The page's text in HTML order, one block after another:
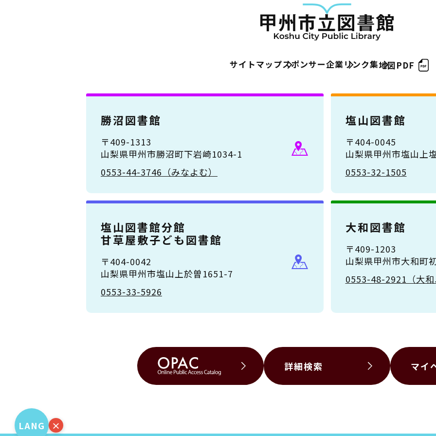
サイトマップスポンサー企業リンク集地図PDF
勝沼図書館
〒409-1313
山梨県甲州市勝沼町下岩崎1034-1
0553-44-3746（みなよむ）
塩山図書館
〒404-0045
山梨県甲州市塩山上
0553-32-1505
塩山図書館分館
甘草屋敷子ども図書館
〒404-0042
山梨県甲州市塩山上於曽1651-7
0553-33-5926
大和図書館
〒409-1203
山梨県甲州市大和町
0553-48-2921（大
詳細検索 マイ
LANG ×